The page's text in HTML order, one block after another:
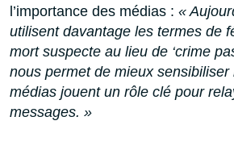
l’importance des médias : «
utilisent davantage les termes de
mort suspecte au lieu de ‘crime
nous permet de mieux sensibiliser
médias jouent un rôle clé pour
messages. »